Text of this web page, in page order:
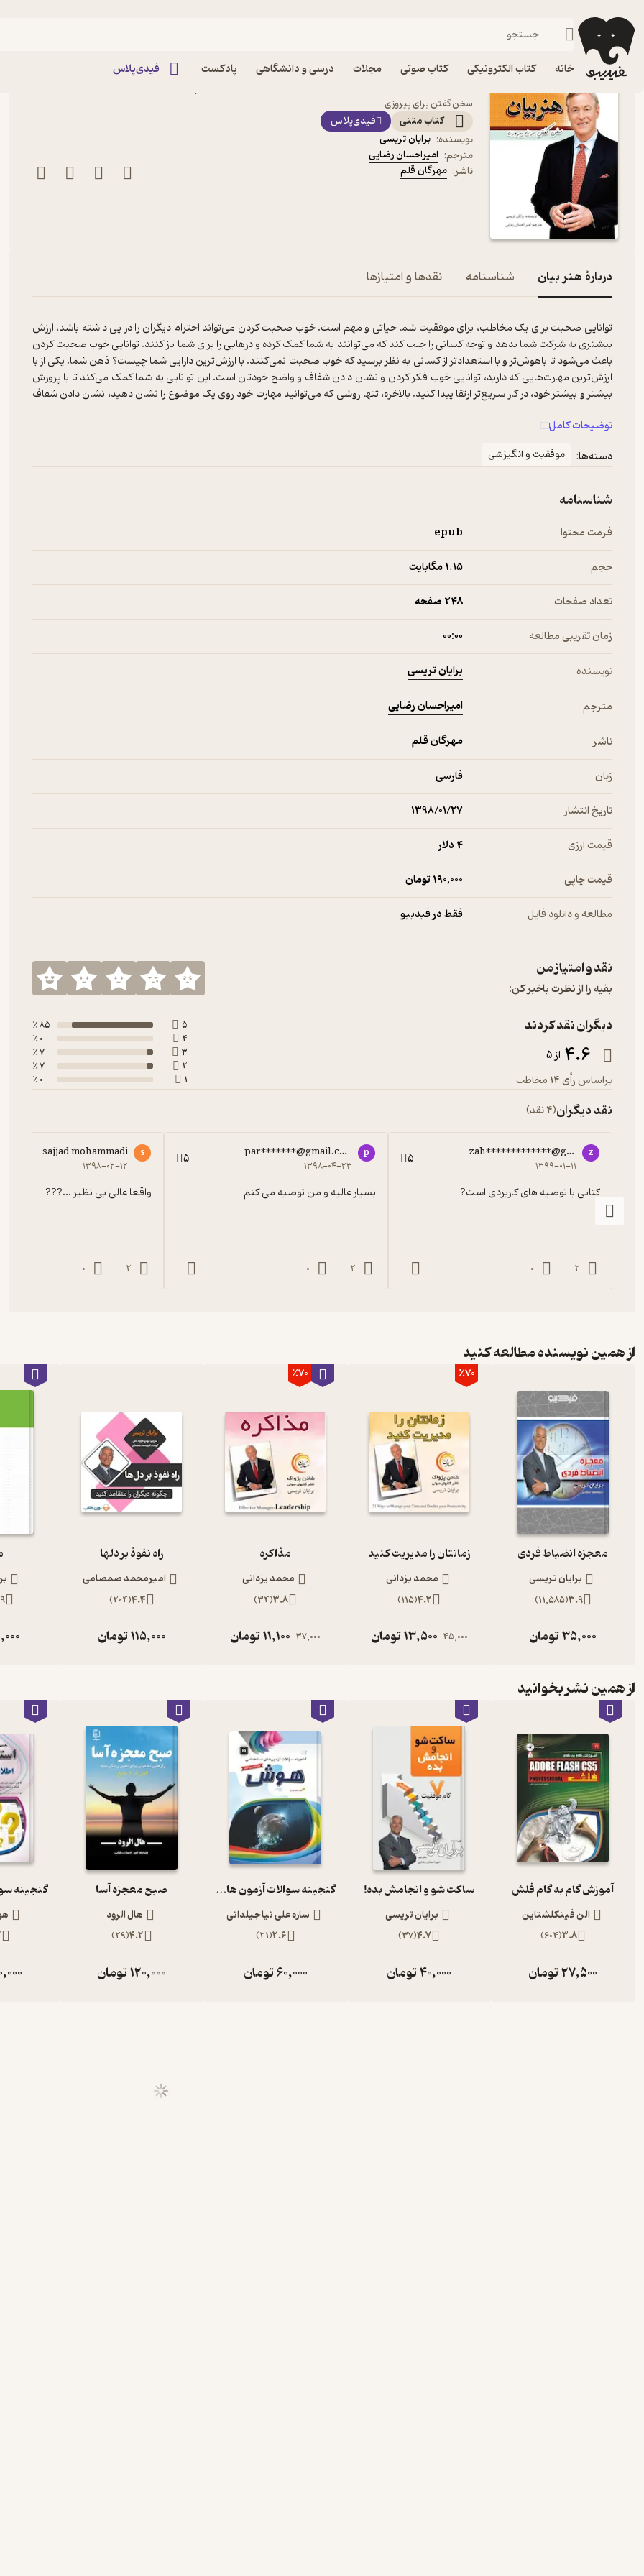
خانه کتاب الکترونیکی کتاب صوتی مجلات درسی و دانشگاهی پادکست فیدی‌پلاس
فیدیبو کتاب الکترونیکی
سخن گفتن برای پیروزی
کتاب متنی
فیدی‌پلاس
نویسنده: برایان تریسی
مترجم: امیراحسان رضایی
ناشر: مهرگان قلم
دربارۀ هنر بیان شناسنامه نقدها و امتیازها
توانایی صحبت برای یک مخاطب، برای موفقیت شما حیاتی و مهم است. خوب صحبت کردن می‌تواند احترام دیگران را در پی داشته باشد، ارزش
بیشتری به شرکت شما بدهد و توجه کسانی را جلب کند که می‌توانند به شما کمک کرده و درهایی را برای شما باز کنند. توانایی خوب صحبت کردن
باعث می‌شود تا باهوش‌تر و با استعدادتر از کسانی به نظر برسید که خوب صحبت نمی‌کنند. با ارزش‌ترین دارایی شما چیست؟ ذهن شما. یکی از با
ارزش‌ترین مهارت‌هایی که دارید، توانایی خوب فکر کردن و نشان دادن شفاف و واضح خودتان است. این توانایی به شما کمک می‌کند تا با پرورش
بیشتر و بیشتر خود، در کار سریع‌تر ارتقا پیدا کنید. بالاخره، تنها روشی که می‌توانید مهارت خود روی یک موضوع را نشان دهید، نشان دادن شفاف
صحبت می‌کند." خبر خوب این است که ذهن شما همانند یک ماهیچه است. هرچه بیشتر از آن استفاده کنید، قوی‌تر می‌شود و قابلیت‌های
آماده کردن و انجام سخنرانی‌ها و ارائه‌ها باعث می‌شود مجبور شوید از ذهن خود در سطح بالاتری استفاده کنید و بنابراین شما را باهوش‌تر می‌کند.
توضیحات کامل
دسته‌ها:
موفقیت و انگیزشی
شناسنامه
فرمت محتوا epub
حجم 1.۱۵ مگابایت
تعداد صفحات 248 صفحه
زمان تقریبی مطالعه ۰۰:۰۰
نویسنده برایان تریسی
مترجم امیراحسان رضایی
ناشر مهرگان قلم
زبان فارسی
تاریخ انتشار ۱۳۹۸/۰۱/۲۷
قیمت ارزی 4 دلار
قیمت چاپی 190,000 تومان
مطالعه و دانلود فایل فقط در فیدیبو
نقد و امتیاز من
بقیه را از نظرت باخبر کن:
دیگران نقد کردند
4.6 از 5
براساس رأی 14 مخاطب
5
85 ٪
4
0 ٪
3
7 ٪
2
7 ٪
1
0 ٪
نقد دیگران(4 نقد)
z
zah*************@gmail.com
۱۳۹۹-۰۱-۱۱ 5
کتابی با توصیه های کاربردی است?
2
0
p
par*******@gmail.com
۱۳۹۸-۰۴-۲۳ 5
بسیار عالیه و من توصیه می کنم
2
0
s
sajjad mohammadi
۱۳۹۸-۰۲-۱۲
واقعا عالی بی نظیر ...???
2
0
از همین نویسنده مطالعه کنید
معجزه انضباط فردی
برایان تریسی
3.9
(
11,585
)
35,000تومان
٪70
زمانتان را مدیریت کنید
محمد یزدانی
4.2
(
115
)
45,000
13,500تومان
٪70
مذاکره
محمد یزدانی
3.8
(
34
)
37,000
11,100تومان
راه نفوذ بر دلها
امیرمحمد صمصامی
4.4
(
204
)
115,000تومان
از همین نشر بخوانید
آموزش گام به گام فلش
الن فینکلشتاین
3.8
(
604
)
27,500تومان
ساکت شو و انجامش بده!
برایان تریسی
4.7
(
37
)
40,000تومان
گنجینه سوالات آزمون های استخدامی هوش
ساره علی نیا جیلدانی
2.6
(
21
)
60,000تومان
صبح معجزه آسا
هال الرود
4.2
(
29
)
120,000تومان